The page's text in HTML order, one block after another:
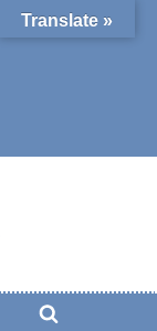
Translate »